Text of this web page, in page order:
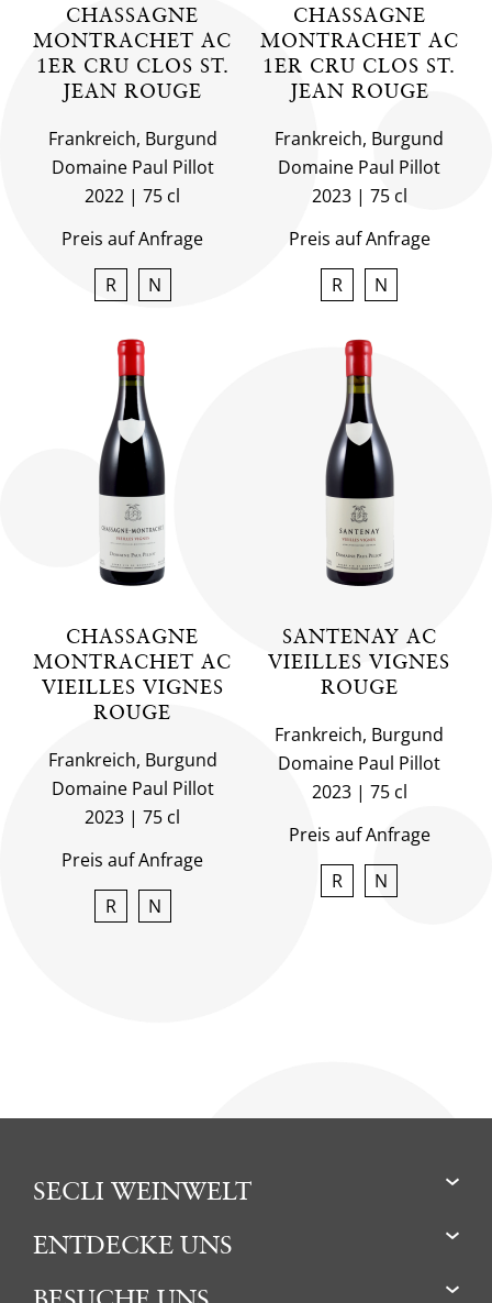
CHASSAGNE
MONTRACHET AC
1ER CRU CLOS ST.
JEAN ROUGE
Frankreich, Burgund
Domaine Paul Pillot
2022
75 cl
Preis auf Anfrage
R
N
CHASSAGNE
MONTRACHET AC
1ER CRU CLOS ST.
JEAN ROUGE
Frankreich, Burgund
Domaine Paul Pillot
2023
75 cl
Preis auf Anfrage
R
N
CHASSAGNE
MONTRACHET AC
VIEILLES VIGNES
ROUGE
Frankreich, Burgund
Domaine Paul Pillot
2023
75 cl
Preis auf Anfrage
R
N
SANTENAY AC
VIEILLES VIGNES
ROUGE
Frankreich, Burgund
Domaine Paul Pillot
2023
75 cl
Preis auf Anfrage
R
N
SECLI WEINWELT
ENTDECKE UNS